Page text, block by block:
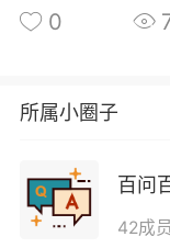
以更大力度、更快
06-08 15:43 电脑端
！国务院：文化
0
所属小圈子
百问
42成员